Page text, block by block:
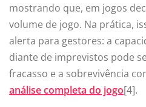
mostrando que, em jogos
volume de jogo. Na prática,
alerta para gestores: a
diante de imprevistos pode
fracasso e a sobrevivência
análise completa do jogo[4].